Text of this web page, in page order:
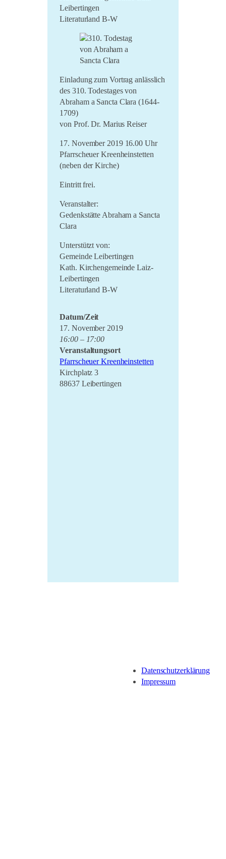
Umsonst und Draussen
Leibertingen
Literaturland B-W
Einladung zum Vortrag anlässlich
des 310. Todestages von
Abraham a Sancta Clara (1644-
1709)
von Prof. Dr. Marius Reiser
17. November 2019 16.00 Uhr
Pfarrscheuer Kreenheinstetten
(neben der Kirche)
Eintritt frei.
Veranstalter:
Gedenkstätte Abraham a Sancta
Clara
Unterstützt von:
Gemeinde Leibertingen
Kath. Kirchengemeinde Laiz-
Leibertingen
Literaturland B-W
Datum/Zeit
17. November 2019
16:00 – 17:00
Veranstaltungsort
Pfarrscheuer Kreenheinstetten
Kirchplatz 3
88637 Leibertingen
Datenschutzerklärung
Impressum